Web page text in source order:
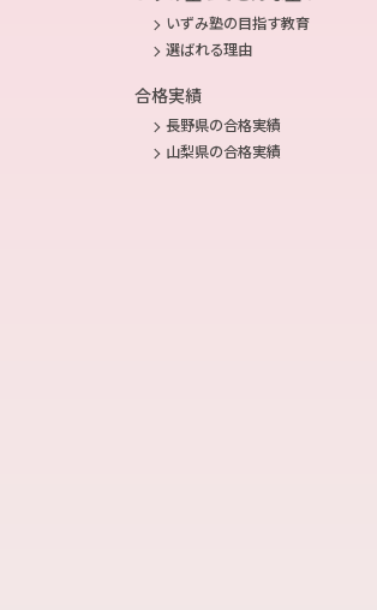
いずみ塾の目指す教育
選ばれる理由
合格実績
長野県の合格実績
山梨県の合格実績